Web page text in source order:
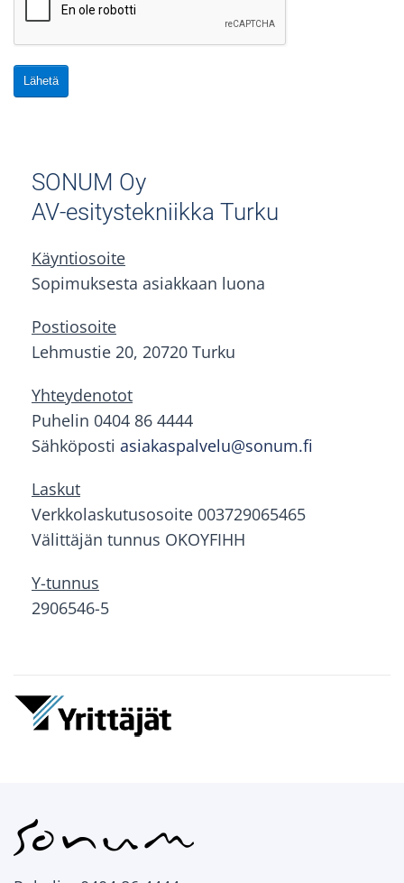
Lähetä
SONUM Oy
AV-esitystekniikka Turku
Käyntiosoite
Sopimuksesta asiakkaan luona
Postiosoite
Lehmustie 20, 20720 Turku
Yhteydenotot
Puhelin 0404 86 4444
Sähköposti asiakaspalvelu@sonum.fi
Laskut
Verkkolaskutusosoite 003729065465
Välittäjän tunnus OKOYFIHH
Y-tunnus
2906546-5